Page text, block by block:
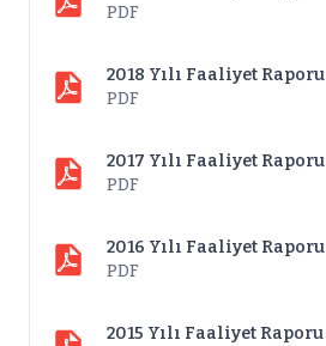
PDF
2018 Yılı Faaliyet Raporu
PDF
2017 Yılı Faaliyet Raporu
PDF
2016 Yılı Faaliyet Raporu
PDF
2015 Yılı Faaliyet Raporu